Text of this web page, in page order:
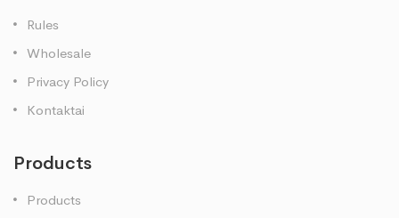
Rules
Wholesale
Privacy Policy
Kontaktai
Products
Products